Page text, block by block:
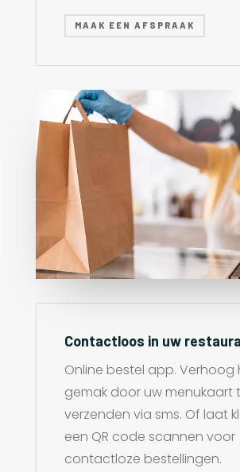
MAAK EEN AFSPRAAK
Contactloos in uw
Online bestel app. Verhoog
gemak door uw menukaart
verzenden via sms. Of laat
een QR code scannen voor
contactloze bestellingen.